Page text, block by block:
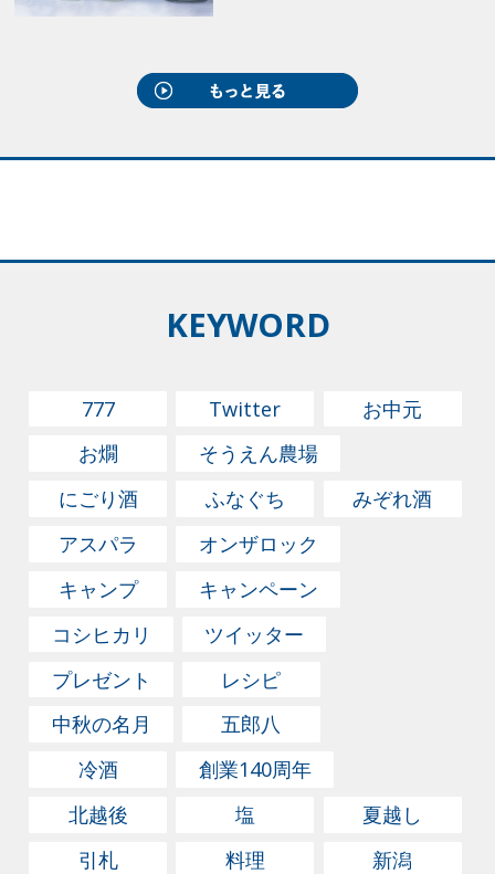
KEYWORD
777 Twitter
お中元
お燗
そうえん農場
にごり酒
ふなぐち
みぞれ酒
アスパラ
オンザロック
キャンプ
キャンペーン
コシヒカリ
ツイッター
プレゼント
レシピ
中秋の名月
五郎八
冷酒
創業140周年
北越後
塩
夏越し
引札
料理
新潟